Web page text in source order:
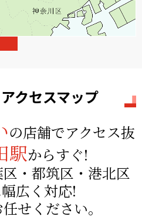
クセスマップ
の店舗でアクセス抜
駅からすぐ!
・都筑区・港北区
広く対応!
せください。